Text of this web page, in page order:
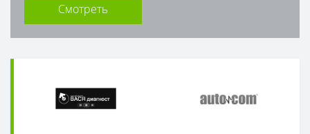
Смотреть